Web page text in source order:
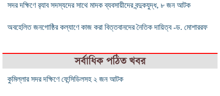
সদর দক্ষিণে র‌্যাব সদস্যদের সাথে মাদক ব্যবসায়ীদের বন্দুকযুদ্ধ, ৮ জন আটক
অবহেলিত জনগোষ্ঠির কল্যাণে কাজ করা বিত্তবানদের নৈতিক দায়িত্ব -ড. মোশাররফ
সর্বাধিক পঠিত খবর
কুমিল্লার সদর দক্ষিণে ফেন্সিডিলসহ ২ জন আটক